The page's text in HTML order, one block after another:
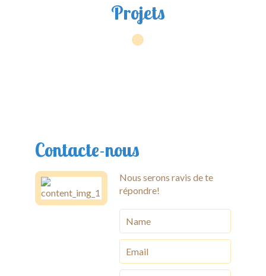
Projets
Contacte-nous
Nous serons ravis de te
répondre!